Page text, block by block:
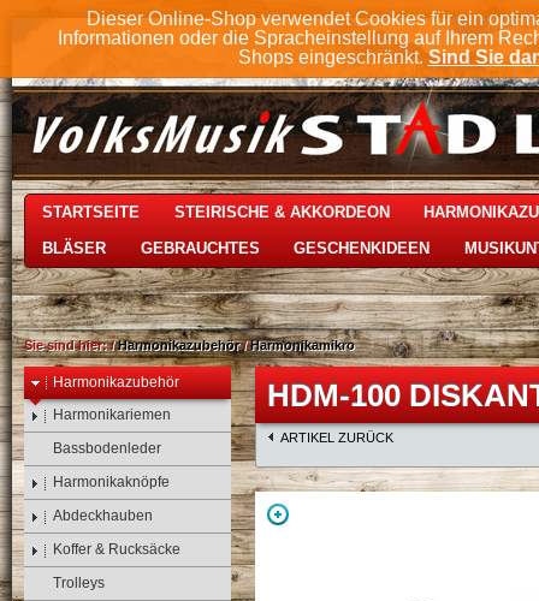
Dieser Online-Shop verwendet Cookies für ein
Informationen oder die Spracheinstellung auf Ihrem
Shops eingeschränkt. Sind Sie
STARTSEITE STEIRISCHE & AKKORDEON
BLÄSER GEBRAUCHTES GESCHENKIDEEN
Sie sind hier:/Harmonikazubehör/Harmonikamikro
Harmonikazubehör
Harmonikariemen
Bassbodenleder
Harmonikaknöpfe
Abdeckhauben
Koffer & Rucksäcke
Trolleys
HDM-100
ARTIKEL ZURÜCK